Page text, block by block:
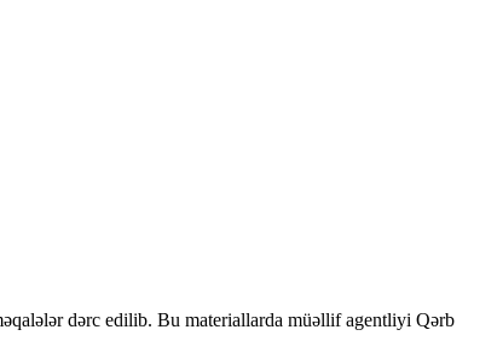
dərc edilib. Bu materiallarda müəllif agentliyi Qərb